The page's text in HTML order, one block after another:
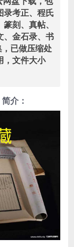
录考正、程氏
刻、真帖、
、金石录、书
已做压缩处
，文件大小
介：